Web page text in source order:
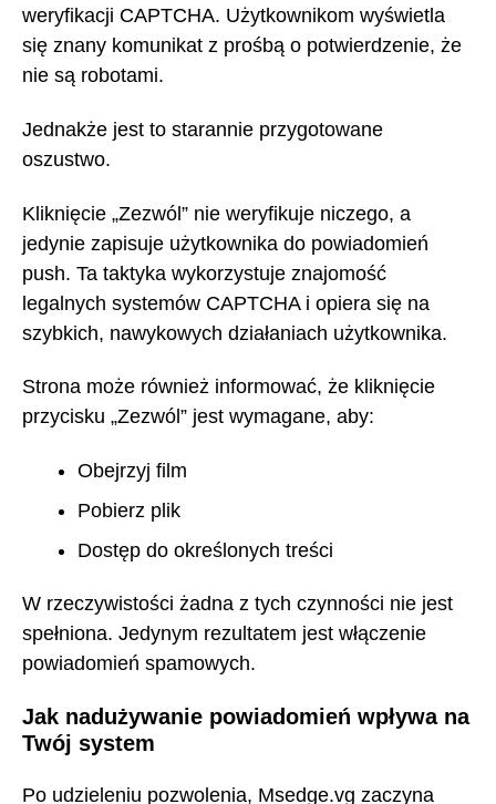
weryfikacji CAPTCHA. Użytkownikom wyświetla
się znany komunikat z prośbą o potwierdzenie, że
nie są robotami.
Jednakże jest to starannie przygotowane
oszustwo.
Kliknięcie „Zezwól” nie weryfikuje niczego, a
jedynie zapisuje użytkownika do powiadomień
push. Ta taktyka wykorzystuje znajomość
legalnych systemów CAPTCHA i opiera się na
szybkich, nawykowych działaniach użytkownika.
Strona może również informować, że kliknięcie
przycisku „Zezwól” jest wymagane, aby:
Obejrzyj film
Pobierz plik
Dostęp do określonych treści
W rzeczywistości żadna z tych czynności nie jest
spełniona. Jedynym rezultatem jest włączenie
powiadomień spamowych.
Jak nadużywanie powiadomień wpływa na
Twój system
Po udzieleniu pozwolenia, Msedge.vg zaczyna